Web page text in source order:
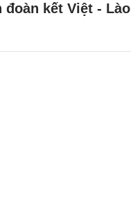
đoàn kết Việt - Lào